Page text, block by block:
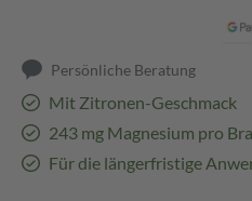
Persönliche Beratung
Mit Zitronen-Geschmack
243 mg Magnesium pro
Für die längerfristige